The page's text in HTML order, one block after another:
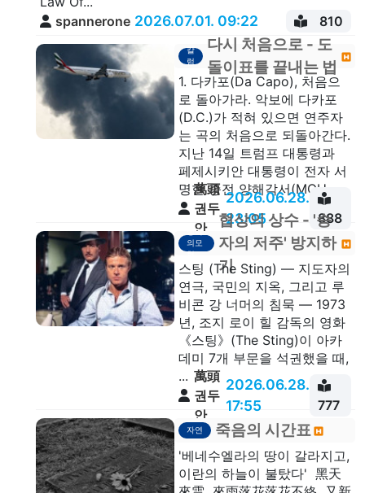
spannerone 2026.07.01. 09:22 810
칼
럼
다시 처음으로 - 도
돌이표를 끝내는 법
1. 다카포(Da Capo), 처음으
로 돌아가라. 악보에 다카포
(D.C.)가 적혀 있으면 연주자
는 곡의 처음으로 되돌아간다.
지난 14일 트럼프 대통령과
페제시키안 대통령이 전자 서
명한 종전 양해각서(MOU...
萬頭
권두
안
2026.06.28.
23:05
888
생각
의모
협상의 상수 - '승
자의 저주' 방지하
기
스팅 (The Sting) — 지도자의
연극, 국민의 지옥, 그리고 루
비콘 강 너머의 침묵 — 1973
년, 조지 로이 힐 감독의 영화
《스팅》(The Sting)이 아카
데미 7개 부문을 석권했을 때,
... 萬頭
권두
안
2026.06.28.
17:55
777
자연 죽음의 시간표
'베네수엘라의 땅이 갈라지고,
이란의 하늘이 불탔다' 黑天